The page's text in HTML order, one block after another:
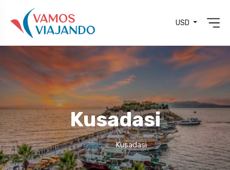
USD
Kusadasi
Inicio Kusadasi